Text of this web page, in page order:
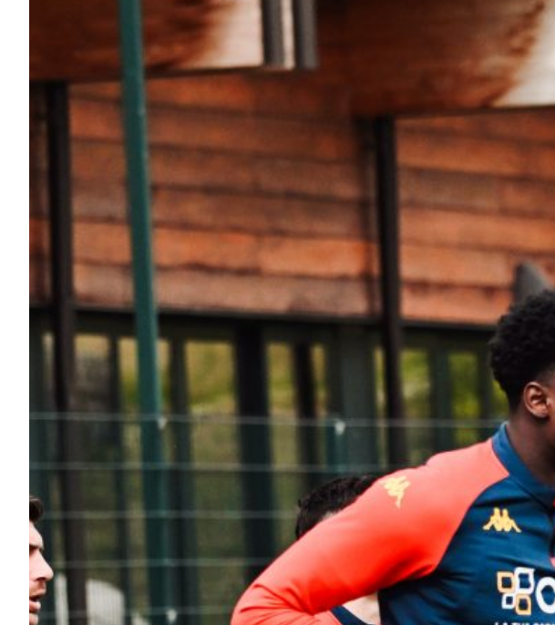
Accessori
Outlet
Helan x Genoa
Isolani x Genoa
Gift Card Online Store